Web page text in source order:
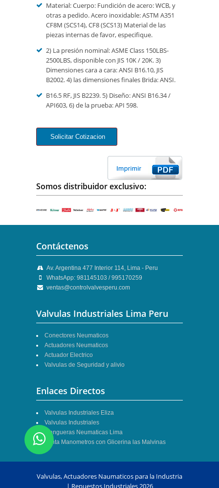
Material: Cuerpo: Fundición de acero: WCB, y
otras a pedido. Acero inoxidable: ASTM A351
CF8M (SCS14), CF8 (SCS13) Material de las
piezas internas de favor, especifique.
2) La presión nominal: ASME Class 150LBS-
2500LBS, disponible con JIS 10K / 20K. 3)
Dimensiones cara a cara: ANSI B16.10, JIS
B2002. 4) las dimensiones finales Brida: ANSI.
B16.5 RF, JIS B2239. 5) Diseño: ANSI B16.34 /
API603, 6) de la prueba: API 598.
Somos distribuidor exclusivo:
Contáctenos
Av. Argentina 477 Interior 114, Lima - Peru
WhatsApp: 981145103 / 995170259
ventas@controlvalvesperu.com
Valvulas Industriales Lima Peru
Conectores Neumaticos
Actuadores Neumaticos
Actuador Electrico
Valvulas de Seguridad y alivio
Enlaces Directos
Valvulas Industriales Eliza
Valvulas Industriales
Mangueras Neumaticas Lima
Venta Manometros con Glicerina las Malvinas
Valvulas, Actuadores Naumaticos para la Industria
| Repuestos Industriales 2026